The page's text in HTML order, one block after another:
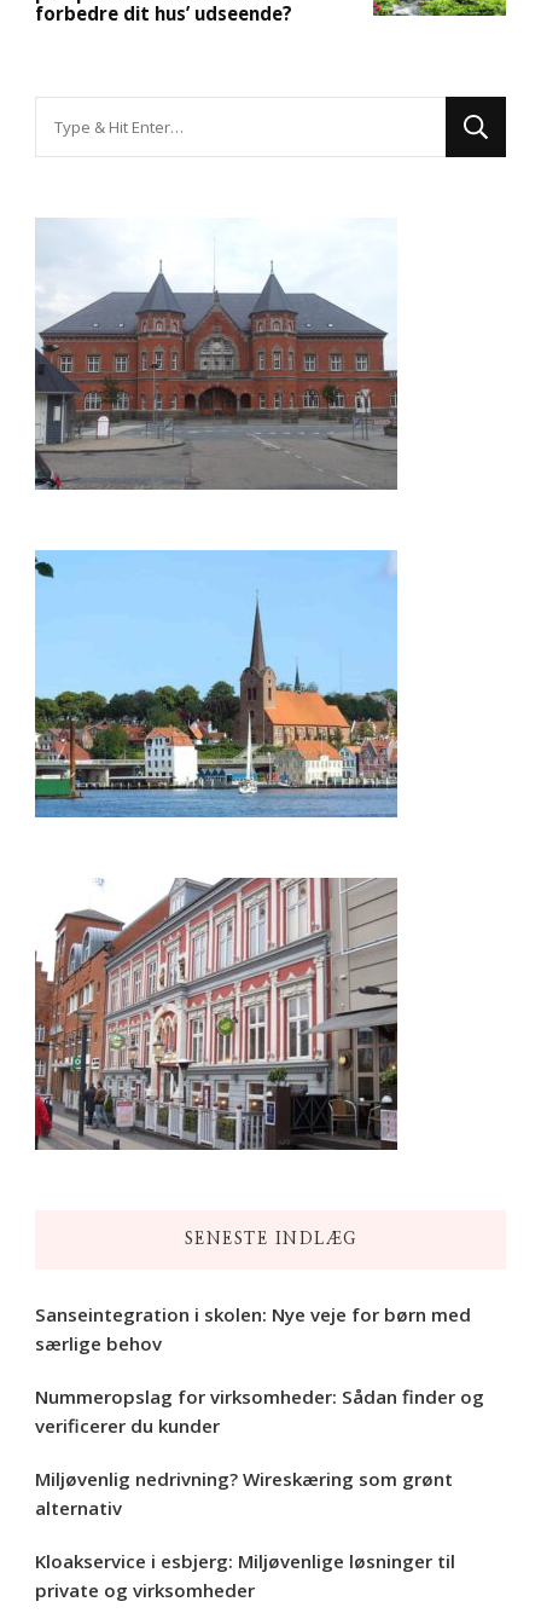
forbedre dit hus’ udseende?
SENESTE INDLÆG
Sanseintegration i skolen: Nye veje for børn med
særlige behov
Nummeropslag for virksomheder: Sådan finder og
verificerer du kunder
Miljøvenlig nedrivning? Wireskæring som grønt
alternativ
Kloakservice i esbjerg: Miljøvenlige løsninger til
private og virksomheder